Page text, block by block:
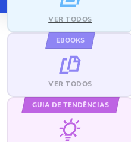
VER TODOS
EBOOKS
VER TODOS
GUIA DE TENDÊNCIAS